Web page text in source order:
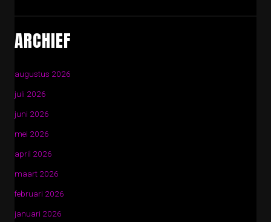
ARCHIEF
augustus 2026
juli 2026
juni 2026
mei 2026
april 2026
maart 2026
februari 2026
januari 2026